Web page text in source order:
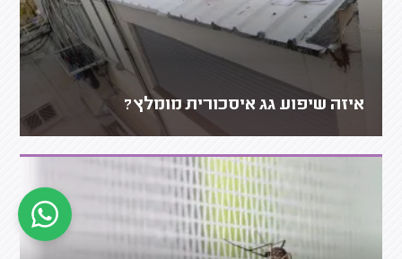
איזה שיפוע גג איסכורית מומלץ?